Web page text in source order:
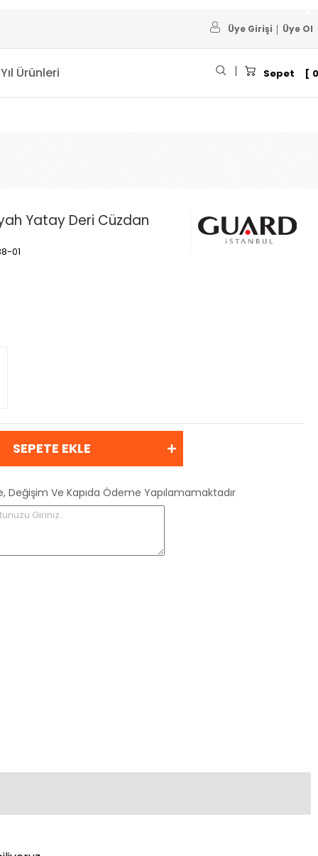
Üye Girişi Üye Ol
Ürünleri Sepet 0
Yatay Deri Cüzdan
01
SEPETE EKLE
Değişim Ve Kapıda Ödeme Yapılamamaktadır
Giriniz..